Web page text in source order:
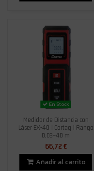
En Stock
Medidor de Distancia con
Láser EX-40 | Cortag | Rango
0,03–40 m
66,72 €
Añadir al carrito